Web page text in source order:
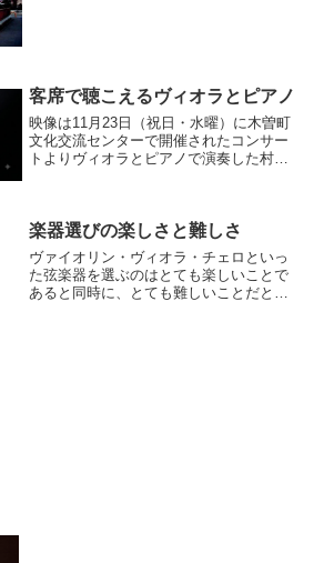
客席で聴こえるヴィオラとピアノ
映像は11月23日（祝日・水曜）に木曽町
文化交流センターで開催されたコンサー
トよりヴィオラとピアノで演奏した村松
ものです。カメ...
楽器選びの楽しさと難しさ
ヴァイオリン・ヴィオラ・チェロといっ
た弦楽器を選ぶのはとても楽しいことで
あると同時に、とても難しいことだと長